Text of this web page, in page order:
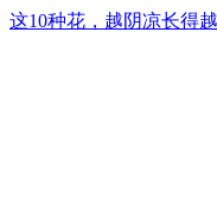
这10种花，越阴凉长得